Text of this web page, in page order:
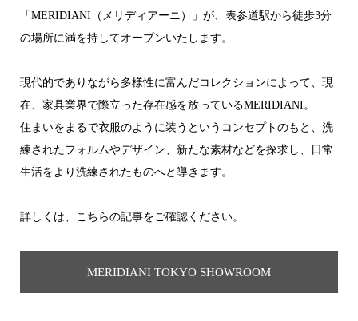
「MERIDIANI（メリディアーニ）」が、表参道駅から徒歩3分
の場所に満を持してオープンいたします。
現代的でありながら多様性に富んだコレクションによって、現
在、家具業界で際立った存在感を放っているMERIDIANI 。
住まいをまるで衣服のように装うというコンセプトのもと、洗
練されたフォルムやデザイン、新たな素材などを探求し、
日常
生活をより洗練されたものへと導きます。
詳しくは、こちらの記事をご確認ください。
MERIDIANI TOKYO SHOWROOM